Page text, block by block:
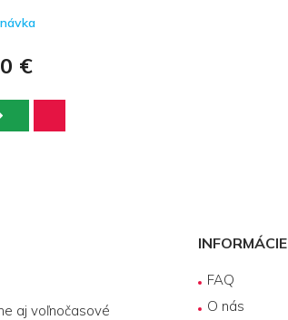
na natáčanie hneď ako
€
aj voľnočasové
INFORMÁCIE
FAQ
O nás